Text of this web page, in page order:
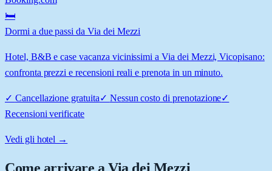
🛏️
Dormi a due passi da Via dei Mezzi
Hotel, B&B e case vacanza vicinissimi a Via dei Mezzi, Vicopisano:
confronta prezzi e recensioni reali e prenota in un minuto.
✓ Cancellazione gratuita✓ Nessun costo di prenotazione✓
Recensioni verificate
Vedi gli hotel →
Come arrivare aVia dei Mezzi